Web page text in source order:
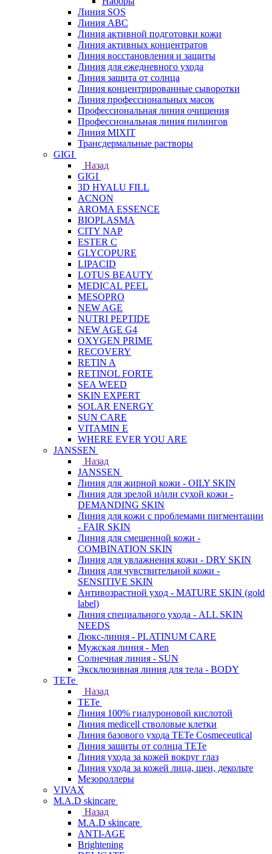
Линия SOS
Линия АВС
Линия активной подготовки кожи
Линия активных концентратов
Линия восстановления и защиты
Линия для ежедневного ухода
Линия защита от солнца
Линия концентрированные сыворотки
Линия профессиональных масок
Профессиональная линия очищения
Профессиональная линия пилингов
Линия MIXIT
Трансдермальные растворы
GIGI
Назад
GIGI
3D HYALU FILL
ACNON
AROMA ESSENCE
BIOPLASMA
CITY NAP
ESTER C
GLYCOPURE
LIPACID
LOTUS BEAUTY
MEDICAL PEEL
MESOPRO
NEW AGE
NUTRI PEPTIDE
NEW AGE G4
OXYGEN PRIME
RECOVERY
RETIN A
RETINOL FORTE
SEA WEED
SKIN EXPERT
SOLAR ENERGY
SUN CARE
VITAMIN E
WHERE EVER YOU ARE
JANSSEN
Назад
JANSSEN
Линия для жирной кожи - OILY SKIN
Линия для зрелой и/или сухой кожи -
DEMANDING SKIN
Линия для кожи с проблемами пигментации
- FAIR SKIN
Линия для смешенной кожи -
COMBINATION SKIN
Линия для увлажнения кожи - DRY SKIN
Линия для чувствительной кожи -
SENSITIVE SKIN
Антивозрастной уход - MATURE SKIN (gold
label)
Линия специального ухода - ALL SKIN
NEEDS
Люкс-линия - PLATINUM CARE
Мужская линия - Men
Солнечная линия - SUN
Эксклюзивная линия для тела - BODY
TETe
Назад
TETe
Линия 100% гиалуроновой кислотой
Линия medicell стволовые клетки
Линия базового ухода TETe Cosmeceutical
Линия защиты от солнца TETe
Линия ухода за кожей вокруг глаз
Линия ухода за кожей лица, шеи, декольте
Мезороллеры
VIVAX
M.A.D skincare
Назад
M.A.D skincare
ANTI-AGE
Brightening